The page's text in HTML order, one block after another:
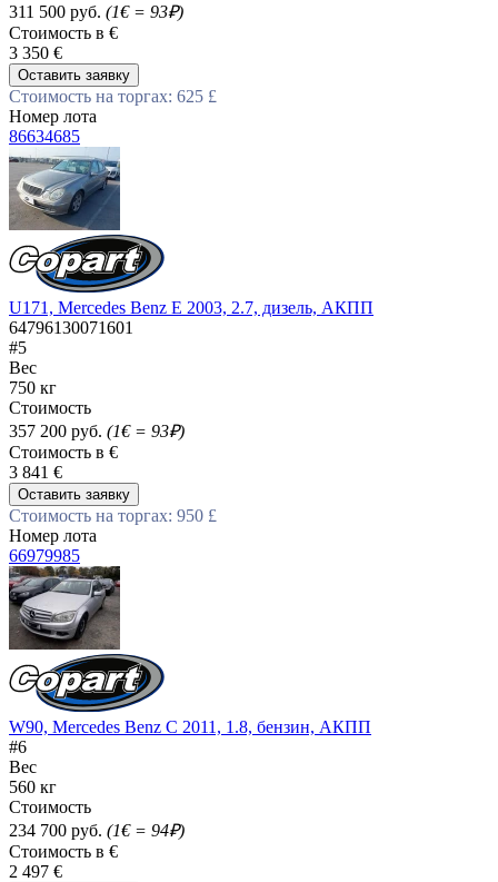
311 500 руб. (1€ = 93₽)
Стоимость в €
3 350 €
Оставить заявку
Стоимость на торгах: 625 £
Номер лота
86634685
U171, Mercedes Benz E 2003, 2.7, дизель, АКПП
64796130071601
#5
Вес
750 кг
Стоимость
357 200 руб. (1€ = 93₽)
Стоимость в €
3 841 €
Оставить заявку
Стоимость на торгах: 950 £
Номер лота
66979985
W90, Mercedes Benz C 2011, 1.8, бензин, АКПП
#6
Вес
560 кг
Стоимость
234 700 руб. (1€ = 94₽)
Стоимость в €
2 497 €